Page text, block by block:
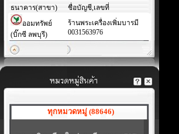
ธนาคาร(สาขา)
ชื่อบัญชี,เลขที่
ออมทรัพย์
(บิ๊กซี ลพบุรี)
ร้านพระเครื่องเพิ่มบารมี
0031563976
ทุกหมวดหมู่ (88646)